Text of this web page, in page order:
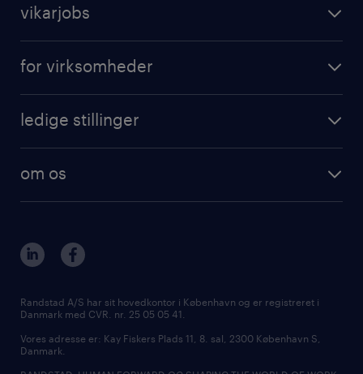
timeregistrering
karriererådgivning
specialistområder
vikarjobs
for virksomheder
rekruttering
MSP & RPO
ledige stillinger
ledige stillinger i Aalborg
ledige stillinger i Kolding
om os
vores afdelinger
bliv vores kollega
presse
Randstad A/S har sit hovedkontor i København og er registreret i
Danmark med CVR. nr. 25 05 05 41.
Vores adresse er: Kay Fiskers Plads 11, 8. sal, 2300 København S,
Danmark.